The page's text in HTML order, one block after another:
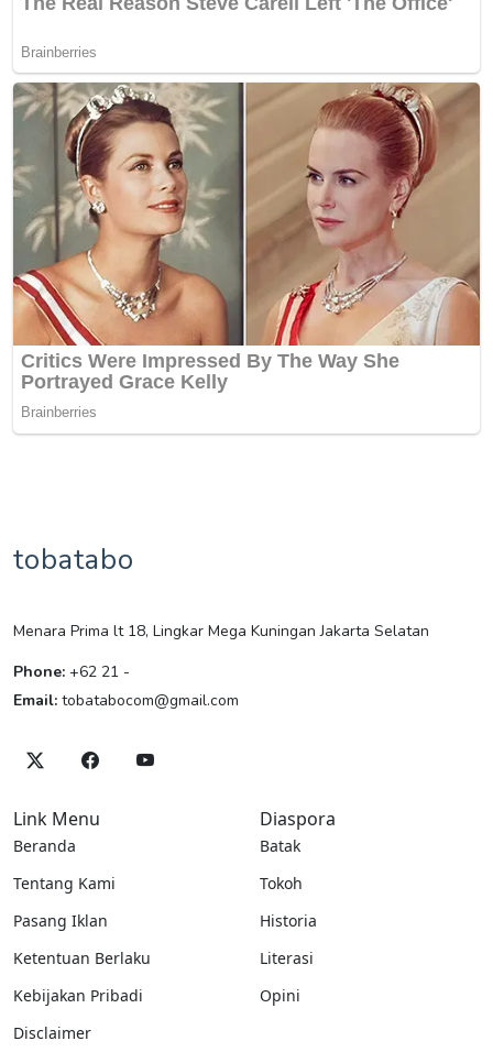
tobatabo
Menara Prima lt 18, Lingkar Mega Kuningan Jakarta Selatan
Phone: +62 21 -
Email: tobatabocom@gmail.com
Link Menu
Beranda
Tentang Kami
Pasang Iklan
Ketentuan Berlaku
Kebijakan Pribadi
Disclaimer
Diaspora
Batak
Tokoh
Historia
Literasi
Opini